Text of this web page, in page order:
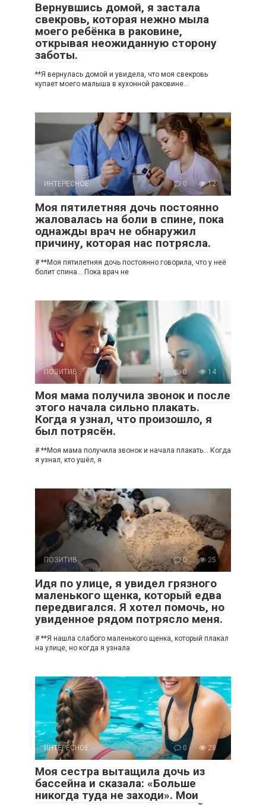
Вернувшись домой, я застала
свекровь, которая нежно мыла
моего ребёнка в раковине,
открывая неожиданную сторону
заботы.
**Я вернулась домой и увидела, что моя свекровь
купает моего малыша в кухонной раковине…
ИНТЕРЕСНОЕ 0 12
Моя пятилетняя дочь постоянно
жаловалась на боли в спине, пока
однажды врач не обнаружил
причину, которая нас потрясла.
# **Моя пятилетняя дочь постоянно говорила, что у неё
болит спина… Пока врач не
ПОЗИТИВ 0 14
Моя мама получила звонок и после
этого начала сильно плакать.
Когда я узнал, что произошло, я
был потрясён.
# **Моя мама получила звонок и начала плакать… Когда
я узнал, кто ушёл, я
ПОЗИТИВ 0 25
Идя по улице, я увидел грязного
маленького щенка, который едва
передвигался. Я хотел помочь, но
увиденное рядом потрясло меня.
# **Я нашла слабого маленького щенка, который плакал
на улице, но когда я узнала
ИНТЕРЕСНОЕ 0 28
Моя сестра вытащила дочь из
бассейна и сказала: «Больше
никогда туда не заходи». Мои